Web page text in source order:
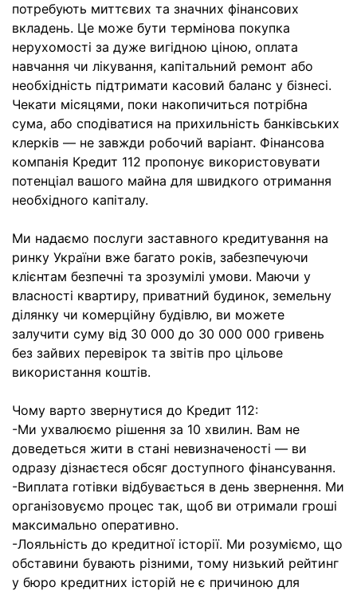
потребують миттєвих та значних фінансових
вкладень. Це може бути термінова покупка
нерухомості за дуже вигідною ціною, оплата
навчання чи лікування, капітальний ремонт або
необхідність підтримати касовий баланс у бізнесі.
Чекати місяцями, поки накопичиться потрібна
сума, або сподіватися на прихильність банківських
клерків — не завжди робочий варіант. Фінансова
компанія Кредит 112 пропонує використовувати
потенціал вашого майна для швидкого отримання
необхідного капіталу.
Ми надаємо послуги заставного кредитування на
ринку України вже багато років, забезпечуючи
клієнтам безпечні та зрозумілі умови. Маючи у
власності квартиру, приватний будинок, земельну
ділянку чи комерційну будівлю, ви можете
залучити суму від 30 000 до 30 000 000 гривень
без зайвих перевірок та звітів про цільове
використання коштів.
Чому варто звернутися до Кредит 112:
-Ми ухвалюємо рішення за 10 хвилин. Вам не
доведеться жити в стані невизначеності — ви
одразу дізнаєтеся обсяг доступного фінансування.
-Виплата готівки відбувається в день звернення. Ми
організовуємо процес так, щоб ви отримали гроші
максимально оперативно.
-Лояльність до кредитної історії. Ми розуміємо, що
обставини бувають різними, тому низький рейтинг
у бюро кредитних історій не є причиною для